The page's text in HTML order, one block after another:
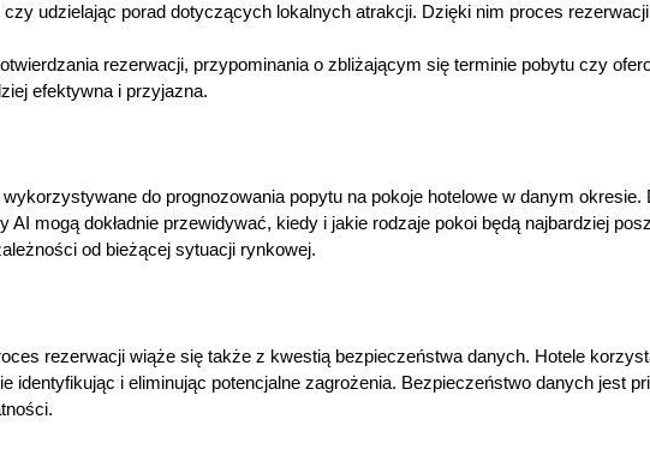
udzielając porad dotyczących lokalnych atrakcji. Dzięki nim proces
rezerwacji, przypominania o zbliżającym się terminie pobytu czy
efektywna i przyjazna.
do prognozowania popytu na pokoje hotelowe w danym
mogą dokładnie przewidywać, kiedy i jakie rodzaje pokoi będą najbardziej
od bieżącej sytuacji rynkowej.
rezerwacji wiąże się także z kwestią bezpieczeństwa danych. Hotele
identyfikując i eliminując potencjalne zagrożenia. Bezpieczeństwo danych jest